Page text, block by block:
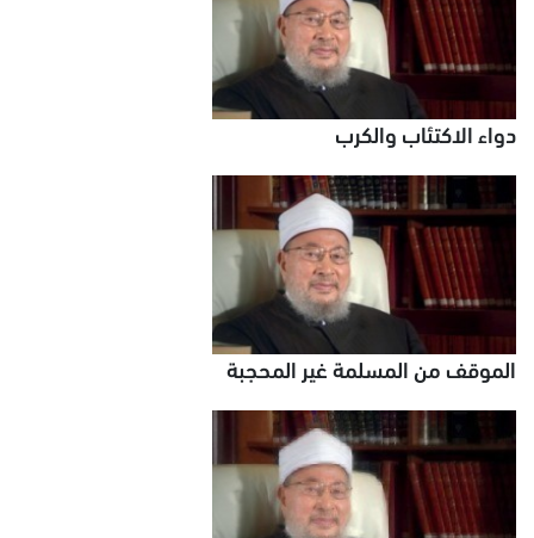
دواء الاكتئاب والكرب
الموقف من المسلمة غير المحجبة